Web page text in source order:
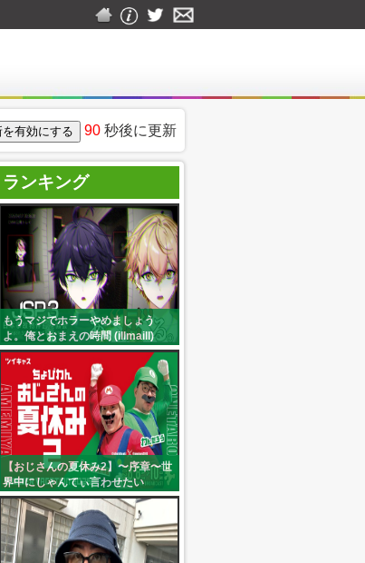
90秒後に更新
ランキング
もうマジでホラーやめましょう
よ。俺とおまえの時間 (illmaill)
【おじさんの夏休み2】〜序章〜世
界中にしゃんてぃ言わせたい
(c:shantionetaro)